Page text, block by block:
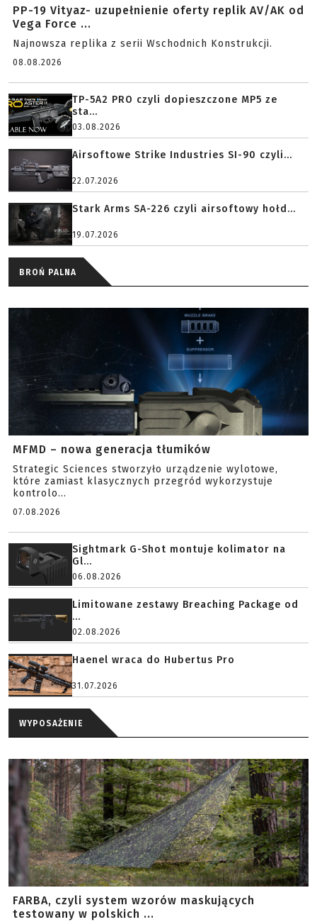
PP-19 Vityaz- uzupełnienie oferty replik AV/AK od
Vega Force ...
Najnowsza replika z serii Wschodnich Konstrukcji.
08.08.2026
TP-5A2 PRO czyli dopieszczone MP5 ze
sta...
03.08.2026
Airsoftowe Strike Industries SI-90 czyli...
22.07.2026
Stark Arms SA-226 czyli airsoftowy hołd...
19.07.2026
BROŃ PALNA
MFMD – nowa generacja tłumików
Strategic Sciences stworzyło urządzenie wylotowe,
które zamiast klasycznych przegród wykorzystuje
kontrolo...
07.08.2026
Sightmark G-Shot montuje kolimator na
Gl...
06.08.2026
Limitowane zestawy Breaching Package od
...
02.08.2026
Haenel wraca do Hubertus Pro
31.07.2026
WYPOSAŻENIE
FARBA, czyli system wzorów maskujących
testowany w polskich ...